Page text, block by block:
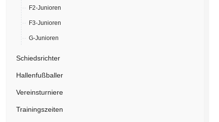
F2-Junioren
F3-Junioren
G-Junioren
Schiedsrichter
Hallenfußballer
Vereinsturniere
Trainingszeiten